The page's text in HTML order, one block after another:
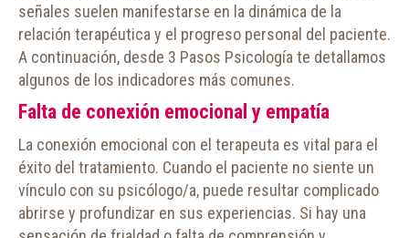
señales suelen manifestarse en la dinámica de la
relación terapéutica y el progreso personal del paciente.
A continuación, desde 3 Pasos Psicología te detallamos
algunos de los indicadores más comunes.
Falta de conexión emocional y empatía
La conexión emocional con el terapeuta es vital para el
éxito del tratamiento. Cuando el paciente no siente un
vínculo con su psicólogo/a, puede resultar complicado
abrirse y profundizar en sus experiencias. Si hay una